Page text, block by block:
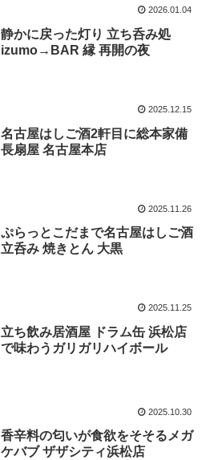
2026.01.04
静かに戻った灯り 立ち呑み処
izumo→BAR 縁 再開の夜
2025.12.15
名古屋はしご酒2軒目に総本家備
長扇屋 名古屋本店
2025.11.26
ぷらっとこだまで名古屋はしご酒
立呑み 焼きとん 大黒
2025.11.25
立ち飲み居酒屋 ドラム缶 浜松店
で味わうガリガリハイボール
2025.10.30
香辛料の匂いが食欲をそそるメガ
ケバブ ザザシティ浜松店